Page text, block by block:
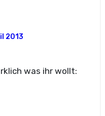
2013
was ihr wollt: